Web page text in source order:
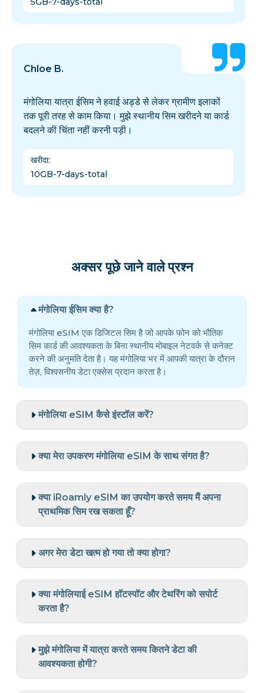
Chloe B.
मंगोलिया यात्रा ईसिम ने हवाई अड्डे से लेकर ग्रामीण इलाकों
तक पूरी तरह से काम किया। मुझे स्थानीय सिम खरीदने या कार्ड
बदलने की चिंता नहीं करनी पड़ी।
खरीदा:
10GB-7-days-total
अक्सर पूछे जाने वाले प्रश्न
मंगोलिया ईसिम क्या है?
मंगोलिया eSIM एक डिजिटल सिम है जो आपके फोन को भौतिक
सिम कार्ड की आवश्यकता के बिना स्थानीय मोबाइल नेटवर्क से कनेक्ट
करने की अनुमति देता है। यह मंगोलिया भर में आपकी यात्रा के दौरान
तेज़, विश्वसनीय डेटा एक्सेस प्रदान करता है।
मंगोलिया eSIM कैसे इंस्टॉल करें?
क्या मेरा उपकरण मंगोलिया eSIM के साथ संगत है?
क्या iRoamly eSIM का उपयोग करते समय मैं अपना
प्राथमिक सिम रख सकता हूँ?
अगर मेरा डेटा खत्म हो गया तो क्या होगा?
क्या मंगोलियाई eSIM हॉटस्पॉट और टेथरिंग को सपोर्ट
करता है?
मुझे मंगोलिया में यात्रा करते समय कितने डेटा की
आवश्यकता होगी?